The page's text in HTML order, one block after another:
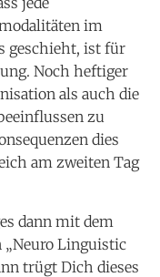
im
geschieht, ist für
Noch heftiger
als auch die
zu
dies
am zweiten Tag
dann mit dem
„Neuro Linguistic
trügt Dich dieses